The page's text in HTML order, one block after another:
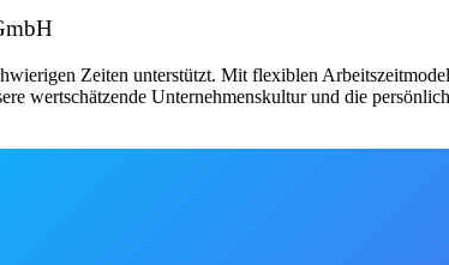
Zeiten unterstützt. Mit flexiblen
wertschätzende Unternehmenskultur und die